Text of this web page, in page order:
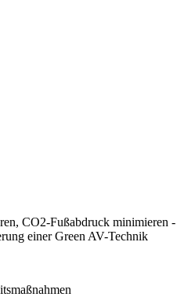
CO2-Fußabdruck minimieren -
einer Green AV-Technik